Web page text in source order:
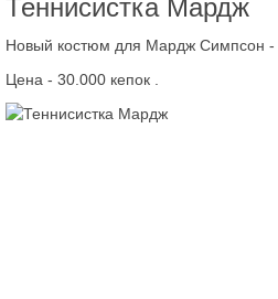
Теннисистка Мардж
Новый костюм для Мардж Симпсон -
Цена - 30.000 кепок